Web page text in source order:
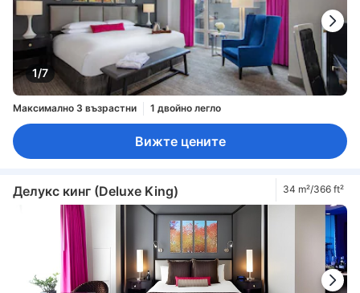
1/7
Максимално 3 възрастни 1 двойно легло
Вижте цените
Делукс кинг (Deluxe King) 34 m²/366 ft²